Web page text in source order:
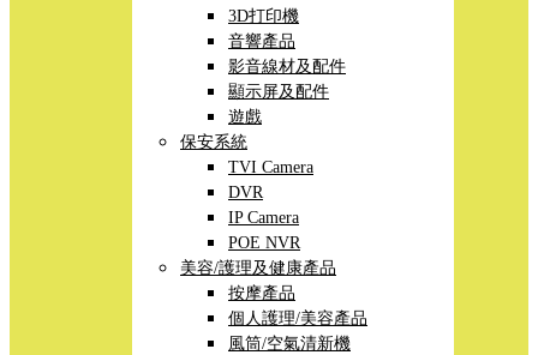
3D打印機
音響產品
影音線材及配件
顯示屏及配件
遊戲
保安系統
TVI Camera
DVR
IP Camera
POE NVR
美容/護理及健康產品
按摩產品
個人護理/美容產品
風筒/空氣清新機